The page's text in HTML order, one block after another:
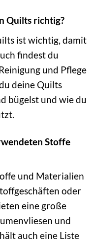
Quilts richtig?
ist wichtig, damit
findest du
und Pflege
deine Quilts
bügelst und wie du
Stoffe
und Materialien
oder
eine große
und
auch eine Liste